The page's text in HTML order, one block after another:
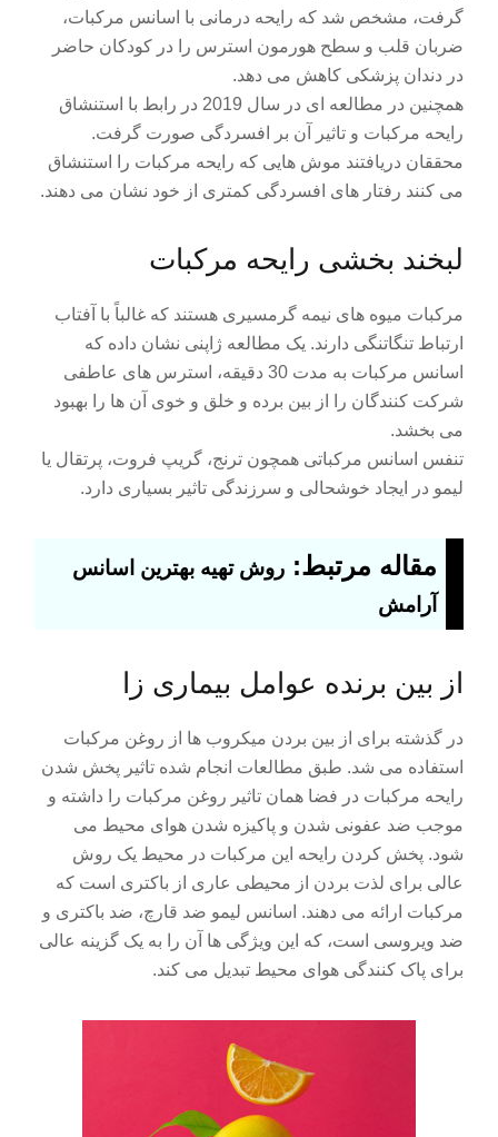
گرفت، مشخص شد که رایحه درمانی با اسانس مرکبات،
ضربان قلب و سطح هورمون استرس را در کودکان حاضر
در دندان پزشکی کاهش می دهد.
همچنین در مطالعه ای در سال 2019 در رابط با استنشاق
رایحه مرکبات و تاثیر آن بر افسردگی صورت گرفت.
محققان دریافتند موش هایی که رایحه مرکبات را استنشاق
می کنند رفتار های افسردگی کمتری از خود نشان می دهند.
لبخند بخشی رایحه مرکبات
مرکبات میوه های نیمه گرمسیری هستند که غالباً با آفتاب
ارتباط تنگاتنگی دارند. یک مطالعه ژاپنی نشان داده که
اسانس مرکبات به مدت 30 دقیقه، استرس های عاطفی
شرکت کنندگان را از بین برده و خلق و خوی آن ها را بهبود
می بخشد.
تنفس اسانس مرکباتی همچون ترنج، گریپ فروت، پرتقال یا
لیمو در ایجاد خوشحالی و سرزندگی تاثیر بسیاری دارد.
مقاله مرتبط: روش تهیه بهترین اسانس
آرامش
از بین برنده عوامل بیماری زا
در گذشته برای از بین بردن میکروب ها از روغن مرکبات
استفاده می شد. طبق مطالعات انجام شده تاثیر پخش شدن
رایحه مرکبات در فضا همان تاثیر روغن مرکبات را داشته و
موجب ضد عفونی شدن و پاکیزه شدن هوای محیط می
شود. پخش کردن رایحه این مرکبات در محیط یک روش
عالی برای لذت بردن از محیطی عاری از باکتری است که
مرکبات ارائه می دهند. اسانس لیمو ضد قارچ، ضد باکتری و
ضد ویروسی است، که این ویژگی ها آن را به یک گزینه عالی
برای پاک کنندگی هوای محیط تبدیل می کند.